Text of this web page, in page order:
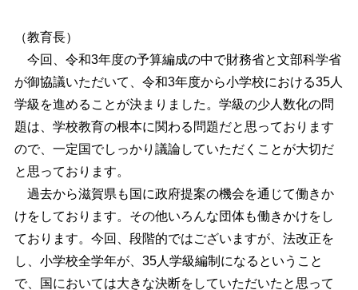
（教育長）
今回、令和3年度の予算編成の中で財務省と文部科学省
が御協議いただいて、令和3年度から小学校における35人
学級を進めることが決まりました。学級の少人数化の問
題は、学校教育の根本に関わる問題だと思っております
ので、一定国でしっかり議論していただくことが大切だ
と思っております。
過去から滋賀県も国に政府提案の機会を通じて働きか
けをしております。その他いろんな団体も働きかけをし
ております。今回、段階的ではございますが、法改正を
し、小学校全学年が、35人学級編制になるということ
で、国においては大きな決断をしていただいたと思って